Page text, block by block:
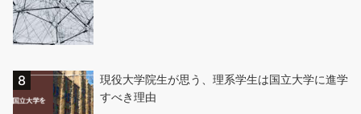
現役大学院生が思う、理系学生は国立大学に進学
すべき理由